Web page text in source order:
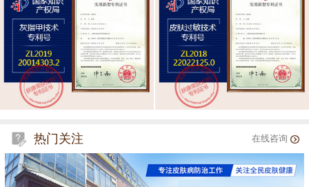
热门关注 在线咨询